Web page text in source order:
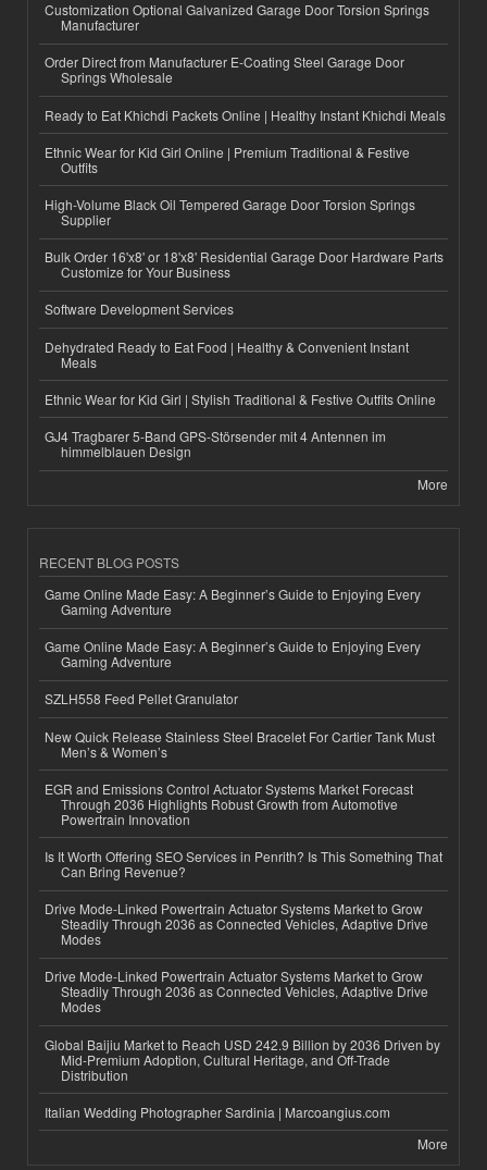
Customization Optional Galvanized Garage Door Torsion Springs
Manufacturer
Order Direct from Manufacturer E-Coating Steel Garage Door
Springs Wholesale
Ready to Eat Khichdi Packets Online | Healthy Instant Khichdi Meals
Ethnic Wear for Kid Girl Online | Premium Traditional & Festive
Outfits
High-Volume Black Oil Tempered Garage Door Torsion Springs
Supplier
Bulk Order 16'x8' or 18'x8' Residential Garage Door Hardware Parts
Customize for Your Business
Software Development Services
Dehydrated Ready to Eat Food | Healthy & Convenient Instant
Meals
Ethnic Wear for Kid Girl | Stylish Traditional & Festive Outfits Online
GJ4 Tragbarer 5-Band GPS-Störsender mit 4 Antennen im
himmelblauen Design
More
RECENT BLOG POSTS
Game Online Made Easy: A Beginner’s Guide to Enjoying Every
Gaming Adventure
Game Online Made Easy: A Beginner’s Guide to Enjoying Every
Gaming Adventure
SZLH558 Feed Pellet Granulator
New Quick Release Stainless Steel Bracelet For Cartier Tank Must
Men’s & Women’s
EGR and Emissions Control Actuator Systems Market Forecast
Through 2036 Highlights Robust Growth from Automotive
Powertrain Innovation
Is It Worth Offering SEO Services in Penrith? Is This Something That
Can Bring Revenue?
Drive Mode-Linked Powertrain Actuator Systems Market to Grow
Steadily Through 2036 as Connected Vehicles, Adaptive Drive
Modes
Drive Mode-Linked Powertrain Actuator Systems Market to Grow
Steadily Through 2036 as Connected Vehicles, Adaptive Drive
Modes
Global Baijiu Market to Reach USD 242.9 Billion by 2036 Driven by
Mid-Premium Adoption, Cultural Heritage, and Off-Trade
Distribution
Italian Wedding Photographer Sardinia | Marcoangius.com
More